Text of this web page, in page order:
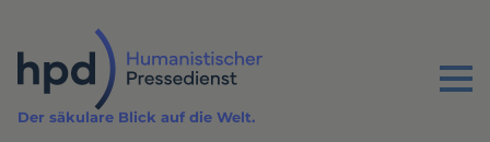
Inhalt
Menu
Der säkulare Blick auf die Welt.